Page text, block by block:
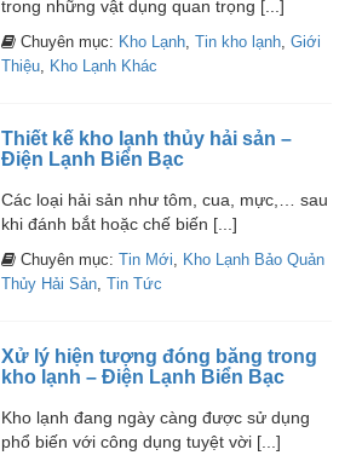
trong những vật dụng quan trọng [...]
Chuyên mục: Kho Lạnh, Tin kho lạnh, Giới
Thiệu, Kho Lạnh Khác
Thiết kế kho lạnh thủy hải sản –
Điện Lạnh Biển Bạc
Các loại hải sản như tôm, cua, mực,… sau
khi đánh bắt hoặc chế biến [...]
Chuyên mục: Tin Mới, Kho Lạnh Bảo Quản
Thủy Hải Sản, Tin Tức
Xử lý hiện tượng đóng băng trong
kho lạnh – Điện Lạnh Biển Bạc
Kho lạnh đang ngày càng được sử dụng
phổ biến với công dụng tuyệt vời [...]